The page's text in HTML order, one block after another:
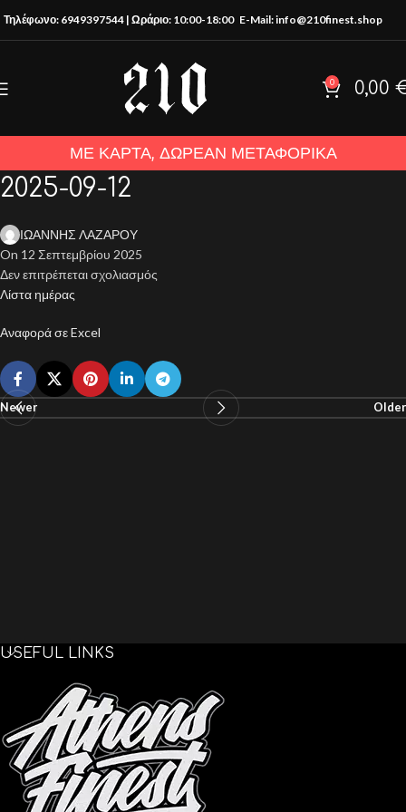
Τηλέφωνο: 6949397544 | Ωράριο: 10:00-18:00 E-Mail: info@210finest.shop
0 0,00
ΜΕ ΚΑΡΤΑ, ΔΩΡΕΑΝ ΜΕΤΑΦΟΡΙΚΑ
2025-09-12
ΙΩΑΝΝΗΣ ΛΑΖΑΡΟΥ
On 12 Σεπτεμβρίου 2025
Δεν επιτρέπεται σχολιασμός
Λίστα ημέρας
Αναφορά σε Excel
Newer Older
USEFUL LINKS